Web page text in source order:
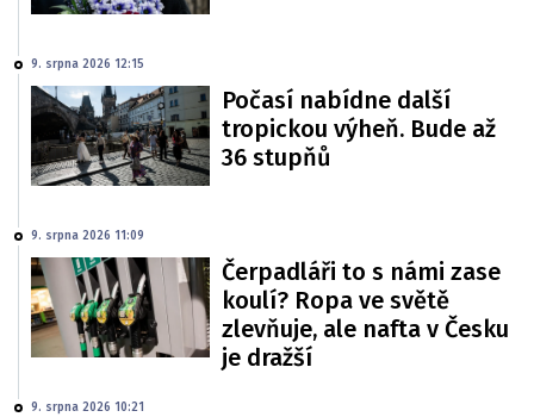
9. srpna 2026 12:15
Počasí nabídne další
tropickou výheň. Bude až
36 stupňů
9. srpna 2026 11:09
Čerpadláři to s námi zase
koulí? Ropa ve světě
zlevňuje, ale nafta v Česku
je dražší
9. srpna 2026 10:21